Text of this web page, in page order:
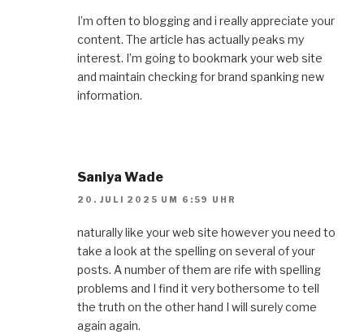
I’m often to blogging and i really appreciate your
content. The article has actually peaks my
interest. I’m going to bookmark your web site
and maintain checking for brand spanking new
information.
Saniya Wade
20. JULI 2025 UM 6:59 UHR
naturally like your web site however you need to
take a look at the spelling on several of your
posts. A number of them are rife with spelling
problems and I find it very bothersome to tell
the truth on the other hand I will surely come
again again.